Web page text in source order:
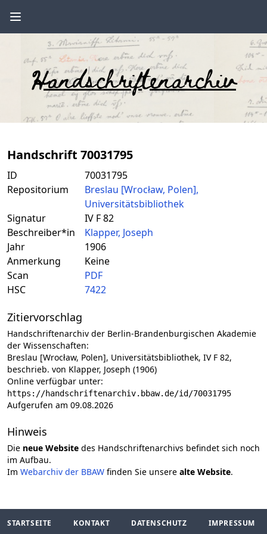
Handschriftenarchiv
Handschrift 70031795
ID
70031795
Repositorium
Breslau [Wrocław, Polen],
Universitätsbibliothek
Signatur
IV F 82
Beschreiber*in
Klapper, Joseph
Jahr
1906
Anmerkung
Keine
Scan
PDF
HSC
7422
Zitiervorschlag
Handschriftenarchiv der Berlin-Brandenburgischen Akademie
der Wissenschaften:
Breslau [Wrocław, Polen], Universitätsbibliothek, IV F 82,
beschrieb. von Klapper, Joseph (1906)
Online verfügbar unter:
https://handschriftenarchiv.bbaw.de/id/70031795
Aufgerufen am 09.08.2026
Hinweis
Die neue Website des Handschriftenarchivs befindet sich noch
im Aufbau.
Im Webarchiv der BBAW finden Sie unsere alte Website.
STARTSEITE KONTAKT DATENSCHUTZ IMPRESSUM